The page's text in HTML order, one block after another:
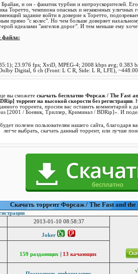
Брайан, и он - фанатик турбин и нитроускорителей.
Торетто, чемпиона опасных и незаконных уличных
задание войти в доверие к Торетто,
прямо "с колес". Но чем больше доверяет
идеалами "ангелов дорог". И тем меньше ему
файла:
23.976 fps; XviD, MPEG-4; 2008 kbps avg; 0.383
Digital, 6 ch (Front: L C R, Side: L R, LFE),
вы сможете скачать бесплатно Форсаж / The Fast
торрент на высокой скорости без регистрации .
торрента, просим вас оставить комментарий к
[2001 / Боевик, Триллер, Криминал / BDRip]». И
полезен пользователям нашего сайта, благодаря
легче выбрать, скачать данный торрент, или лучше
Cкачать торрент Форсаж / The Fast and
2013-01-10 08:58:37
Joker
159 раздающих 13 качающих
√